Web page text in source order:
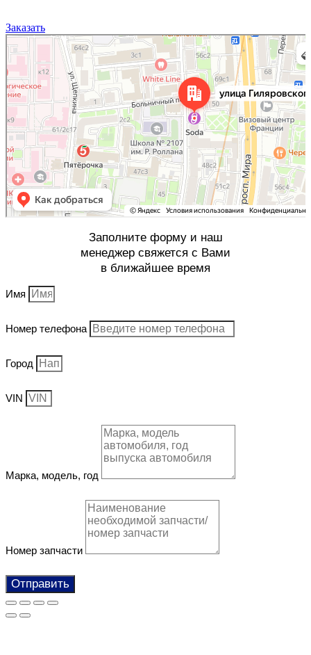
Заказать
Москва
Улица Гиляровского, 50 на карте Москвы, ближайшее метро Проспект Мира —
Яндекс Карты
Заполните форму и наш
менеджер свяжется с Вами
в ближайшее время
Имя
Номер телефона
Город
VIN
Марка, модель, год
Номер запчасти
Отправить